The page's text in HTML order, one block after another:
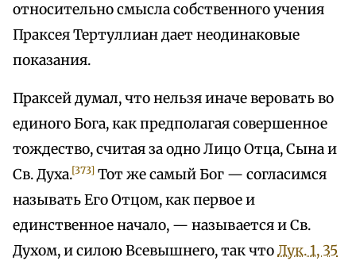
относительно смысла собственного учения
Праксея Тертуллиан дает неодинаковые
показания.
Праксей думал, что нельзя иначе веровать во
единого Бога, как предполагая совершенное
тождество, считая за одно Лицо Отца, Сына и
Св. Духа.[373] Тот же самый Бог — согласимся
называть Его Отцом, как первое и
единственное начало, — называется и Св.
Духом, и силою Всевышнего, так чтоЛук. 1, 35